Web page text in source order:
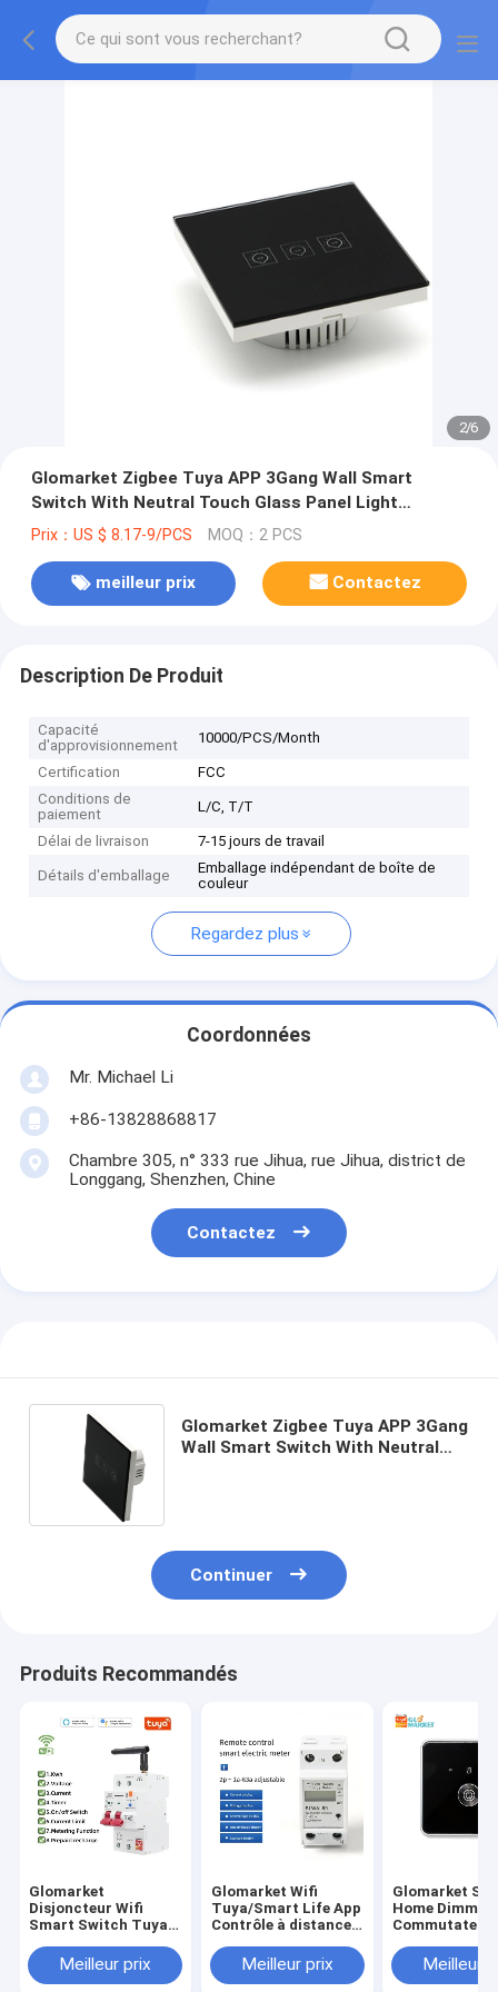
2/6
Glomarket Zigbee Tuya APP 3Gang Wall Smart
Switch With Neutral Touch Glass Panel Light
Inteligente Smart Switch
Prix：US $ 8.17-9/PCS MOQ：2 PCS
meilleur prix Contactez
Description De Produit
Capacité
d'approvisionnement
10000/PCS/Month
Certification
FCC
Conditions de
paiement
L/C, T/T
Délai de livraison 7-15 jours de travail
Détails d'emballage
Emballage indépendant de boîte de
couleur
Regardez plus
Coordonnées
Mr. Michael Li
+86-13828868817
Chambre 305, n° 333 rue Jihua, rue Jihua, district de
Longgang, Shenzhen, Chine
Contactez
Glomarket Zigbee Tuya APP 3Gang
Wall Smart Switch With Neutral
Continuer
Produits Recommandés
Glomarket
Disjoncteur Wifi
Smart Switch Tuya
Système domestique
intelligent Circuit
Meilleur prix
Glomarket Wifi
Tuya/Smart Life App
Contrôle à distance
intelligent Relais
Dispositif
Meilleur prix
Glomarket
Home Dimmer
Commutateur
vocal Bouton
Meilleur